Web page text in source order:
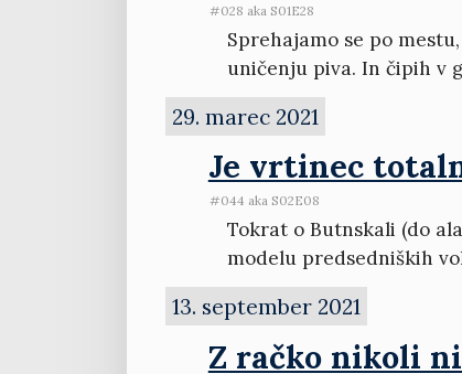
#028 aka S01E28
Sprehajamo se po
uničenju piva. In čipih v
29. marec 2021
Je vrtinec
#044 aka S02E08
Tokrat o Butnskali (do
modelu predsedniških
13. september 2021
Z račko nikoli